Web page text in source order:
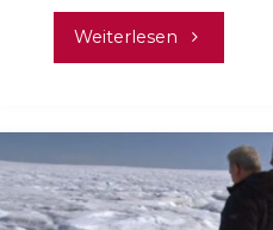
Weiterlesen "ARD/ZDF-
Fast
alle